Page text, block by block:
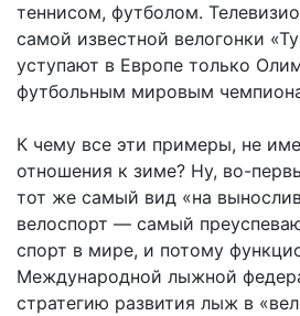
теннисом, футболом.
самой известной велогонки
уступают в Европе только
футбольным мировым
К чему все эти примеры, не
отношения к зиме? Ну, во-
тот же самый вид «на
велоспорт — самый
спорт в мире, и потому
Международной лыжной
стратегию развития лыж в